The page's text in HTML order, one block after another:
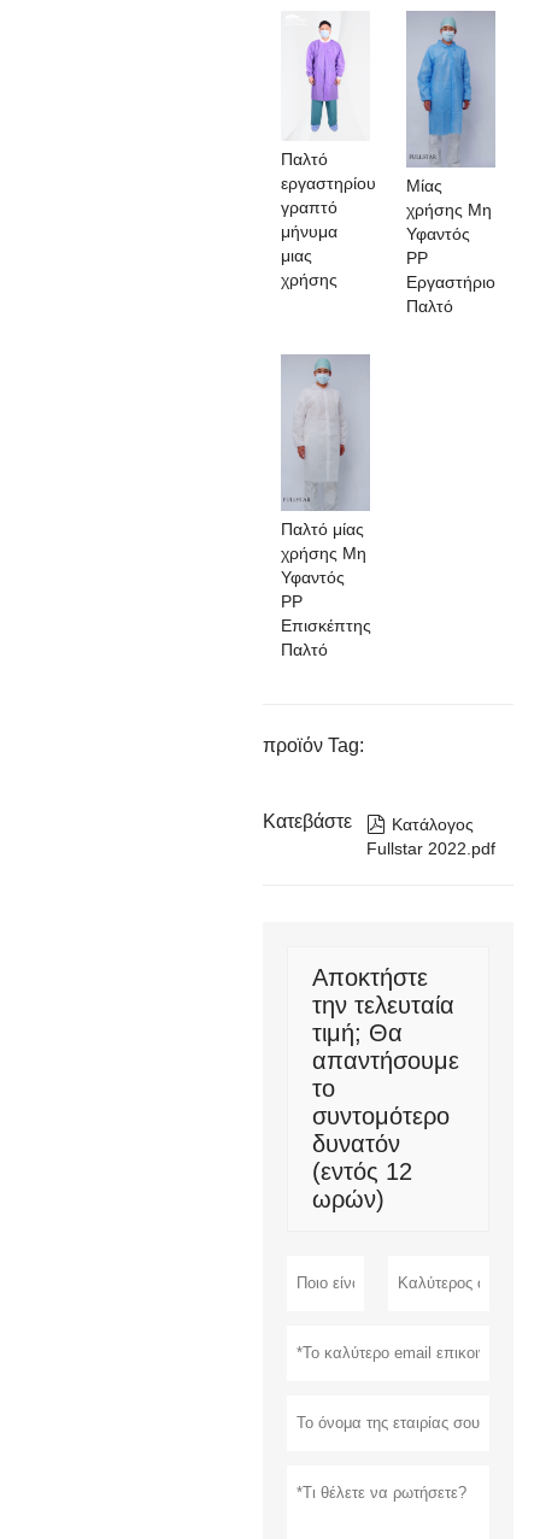
Παλτό
εργαστηρίου
γραπτό
μήνυμα
μιας
χρήσης
Μίας
χρήσης Μη
Υφαντός
PP
Εργαστήριο
Παλτό
Παλτό μίας
χρήσης Μη
Υφαντός
PP
Επισκέπτης
Παλτό
προϊόν Tag:
Κατεβάστε  Κατάλογος
Fullstar 2022.pdf
Αποκτήστε
την τελευταία
τιμή; Θα
απαντήσουμε
το
συντομότερο
δυνατόν
(εντός 12
ωρών)